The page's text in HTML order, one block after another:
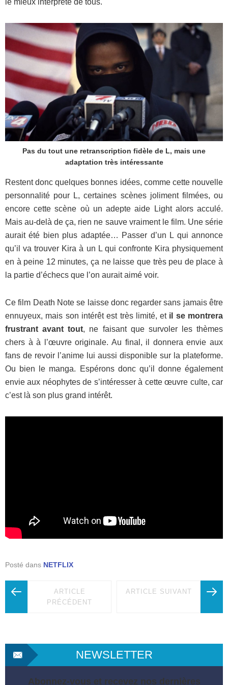
le mieux interprété de tous.
Pas du tout une retranscription fidèle de L, mais une
adaptation très intéressante
Restent donc quelques bonnes idées, comme cette nouvelle
personnalité pour L, certaines scènes joliment filmées, ou
encore cette scène où un adepte aide Light alors acculé.
Mais au-delà de ça, rien ne sauve vraiment le film. Une série
aurait été bien plus adaptée… Passer d’un L qui annonce
qu’il va trouver Kira à un L qui confronte Kira physiquement
en à peine 12 minutes, ça ne laisse que très peu de place à
la partie d’échecs que l’on aurait aimé voir.
Ce film Death Note se laisse donc regarder sans jamais être
ennuyeux, mais son intérêt est très limité, et il se montrera
frustrant avant tout, ne faisant que survoler les thèmes
chers à à l’œuvre originale. Au final, il donnera envie aux
fans de revoir l’anime lui aussi disponible sur la plateforme.
Ou bien le manga. Espérons donc qu’il donne également
envie aux néophytes de s’intéresser à cette œuvre culte, car
c’est là son plus grand intérêt.
Posté dans NETFLIX
ARTICLE
PRÉCÉDENT
ARTICLE SUIVANT
NEWSLETTER
Abonnez-vous et recevez nos dernières